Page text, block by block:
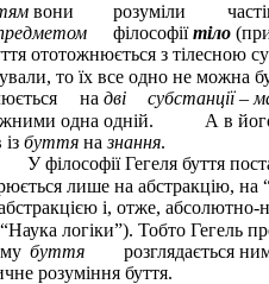
вони розуміли
філософіїтіло
ототожнюється з тілесною
то їх все одно не можна
на дві субстанції–
одна одній.
А в
буття назнання.
У філософії Гегеля буття
лише на абстракцію, на
і, отже, абсолютно-
логіки”). Тобто Гегель
буття розглядається
розуміння буття.